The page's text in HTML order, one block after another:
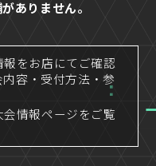
ありません。
をお店にてご確認
容・受付方法・参
情報ページをご覧